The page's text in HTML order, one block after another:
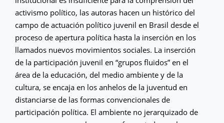
activismo político, las autoras hacen un histórico del
campo de actuación político juvenil en Brasil desde el
proceso de apertura política hasta la inserción en los
llamados nuevos movimientos sociales. La inserción
de la participación juvenil en “grupos fluidos” en el
área de la educación, del medio ambiente y de la
cultura, se encaja en los anhelos de la juventud en
distanciarse de las formas convencionales de
participación política. El ambiente no jerarquizado de